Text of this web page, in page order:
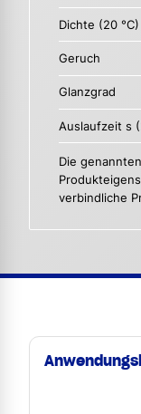
Dichte (20 °C)
Geruch
Glanzgrad
Auslaufzeit s
Die
verbindliche